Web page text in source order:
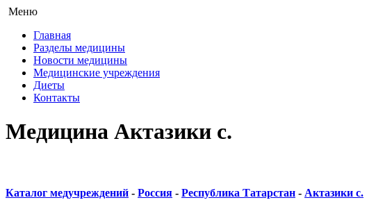
Меню
Главная
Разделы медицины
Новости медицины
Медицинские учреждения
Диеты
Контакты
Медицина Актазики с.
Каталог медучреждений - Россия - Республика Татарстан - Актазики с.